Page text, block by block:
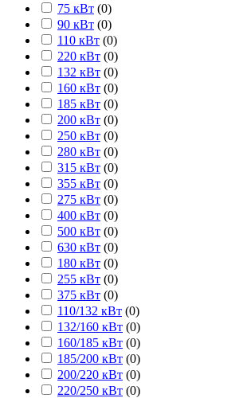
75 кВт (0)
90 кВт (0)
110 кВт (0)
220 кВт (0)
132 кВт (0)
160 кВт (0)
185 кВт (0)
200 кВт (0)
250 кВт (0)
280 кВт (0)
315 кВт (0)
355 кВт (0)
275 кВт (0)
400 кВт (0)
500 кВт (0)
630 кВт (0)
180 кВт (0)
255 кВт (0)
375 кВт (0)
110/132 кВт (0)
132/160 кВт (0)
160/185 кВт (0)
185/200 кВт (0)
200/220 кВт (0)
220/250 кВт (0)